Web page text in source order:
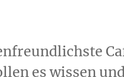
es wissen